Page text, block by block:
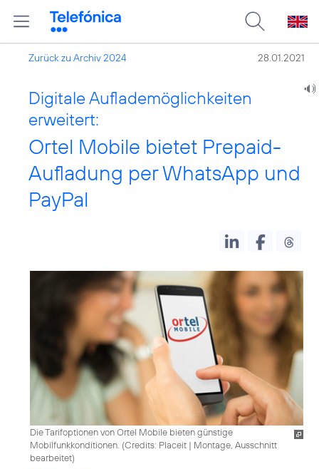
Zurück zu Archiv 2024 28.01.2021
Digitale Auflademöglichkeiten
erweitert:
Ortel Mobile bietet Prepaid-
Aufladung per WhatsApp und
PayPal
Die Tarifoptionen von Ortel Mobile bieten günstige
Mobilfunkkonditionen. (Credits: Placeit | Montage, Ausschnitt
bearbeitet)